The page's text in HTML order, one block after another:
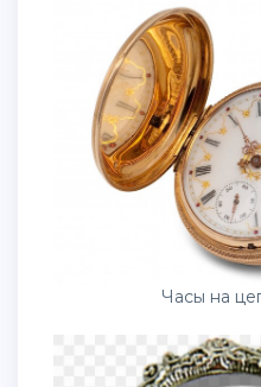
Часы на